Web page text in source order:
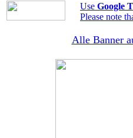
Use Google
Please note
Alle Banner